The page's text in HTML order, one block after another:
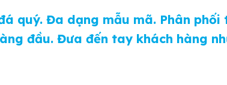
quý. Đa dạng mẫu mã. Phân phối
đầu. Đưa đến tay khách hàng